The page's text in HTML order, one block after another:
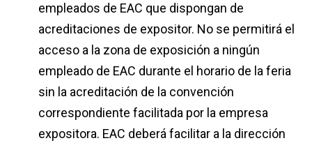
empleados de EAC que dispongan de
acreditaciones de expositor. No se permitirá el
acceso a la zona de exposición a ningún
empleado de EAC durante el horario de la feria
sin la acreditación de la convención
correspondiente facilitada por la empresa
expositora. EAC deberá facilitar a la dirección